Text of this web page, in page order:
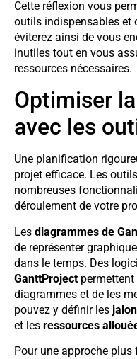
Cette réflexion vous
outils indispensables et
éviterez ainsi de vous
inutiles tout en vous
ressources nécessaires.
Optimiser
avec les
Une planification
projet efficace. Les
nombreuses
déroulement de votre
Les diagrammes de
de représenter
dans le temps. Des
GanttProject
diagrammes et de les
pouvez y définir les
et les ressources
Pour une approche plus